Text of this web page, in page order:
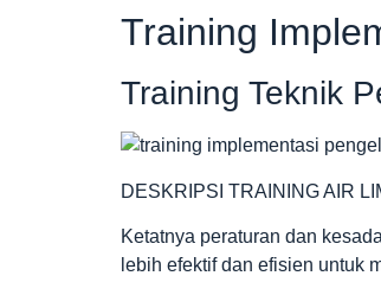
Training
Training Teknik
DESKRIPSI TRAINING AIR
Ketatnya peraturan dan
lebih efektif dan efisien untuk